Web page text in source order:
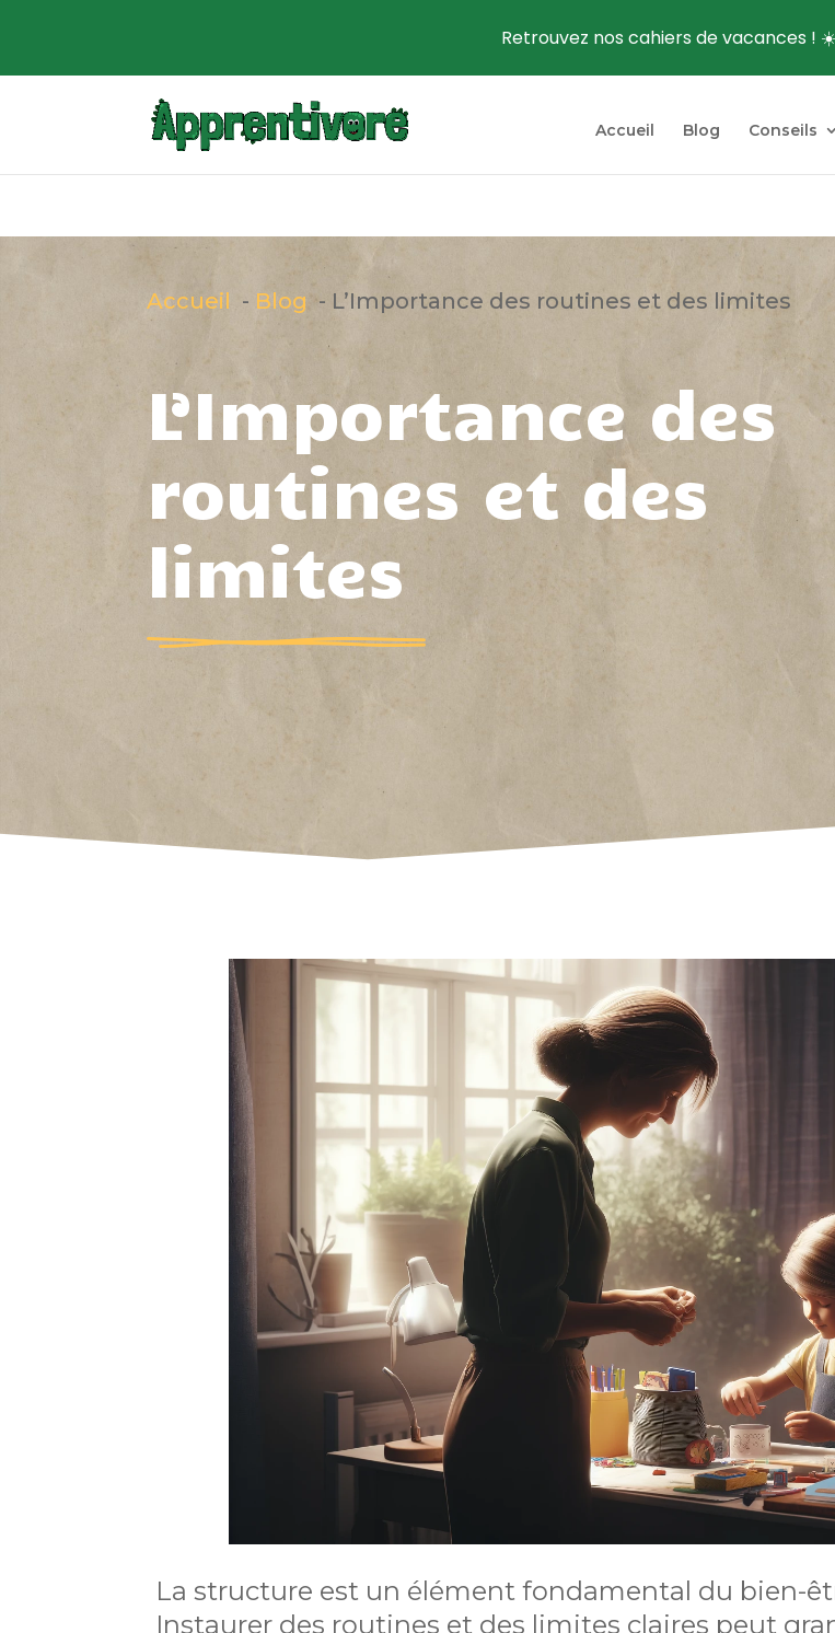
Accueil Blog Conseils
Accueil Blog L’Importance des routines et des limites
L’Importance des
routines et des
limites
La structure est un élément fondamental du bien-
Instaurer des routines et des limites claires peut
Retrouvez nos cahiers de vacances !